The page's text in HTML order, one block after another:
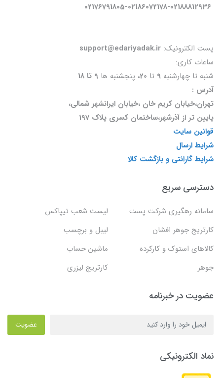
02176791805-02186072178-02188812936
پست الکترونیک:
ساعات کاری:
شنبه تا چهارشنبه 9 تا 20، پنجشنبه ها
آدرس :
تهران،خیابان کریم خان ،خیابان ایرانشهر شمالی،
پایین تر از آذرشهر،ساختمان کسری پلاک 197
قوانین سایت
شرایط ارسال
شرایط گارانتی و بازگشت کالا
دسترسی سریع
سامانه رهگیری شرکت پست
لیست شعب تیپاکس
کارتریج جوهر افشان
لیبل و برچسب
کالاهای استوک و کارکرده
ماشین حساب
جوهر
کارتریج لیزری
عضویت در خبرنامه
عضویت
نماد الکترونیکی